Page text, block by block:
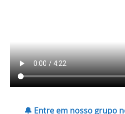
🔔 Entre em nosso grupo